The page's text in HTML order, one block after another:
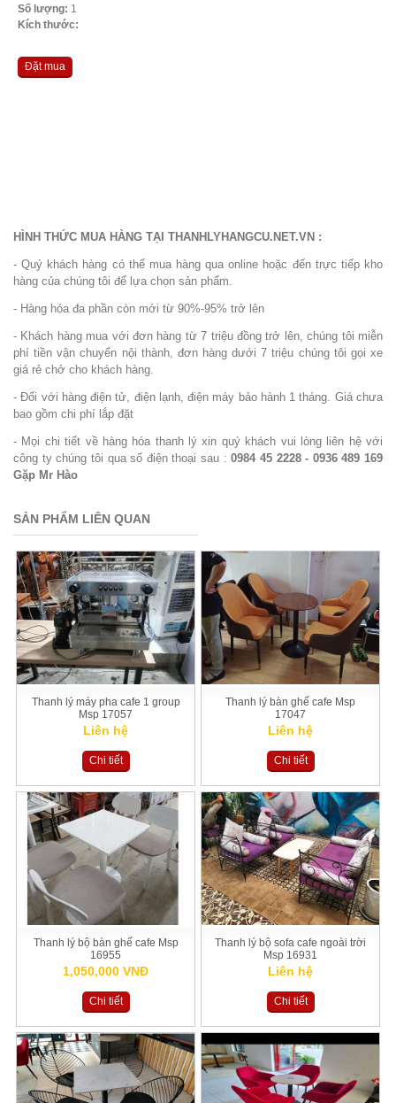
Số lượng: 1
Kích thước:
Đặt mua
HÌNH THỨC MUA HÀNG TẠI THANHLYHANGCU.NET.VN :
- Quý khách hàng có thể mua hàng qua online hoặc đến trực tiếp kho
hàng của chúng tôi để lựa chọn sản phẩm.
- Hàng hóa đa phần còn mới từ 90%-95% trở lên
- Khách hàng mua với đơn hàng từ 7 triệu đồng trở lên, chúng tôi miễn
phí tiền vận chuyển nội thành, đơn hàng dưới 7 triệu chúng tôi gọi xe
giá rẻ chở cho khách hàng.
- Đối với hàng điện tử, điện lạnh, điện máy bảo hành 1 tháng. Giá chưa
bao gồm chi phí lắp đặt
- Mọi chi tiết về hàng hóa thanh lý xin quý khách vui lòng liên hệ với
công ty chúng tôi qua số điện thoại sau :0984 45 2228 - 0936 489 169
Gặp Mr Hào
SẢN PHẨM LIÊN QUAN
Thanh lý máy pha cafe 1 group
Msp 17057
Liên hệ
Chi tiết
Thanh lý bàn ghế cafe Msp
17047
Liên hệ
Chi tiết
Thanh lý bộ bàn ghế cafe Msp
16955
1,050,000 VNĐ
Chi tiết
Thanh lý bộ sofa cafe ngoài trời
Msp 16931
Liên hệ
Chi tiết